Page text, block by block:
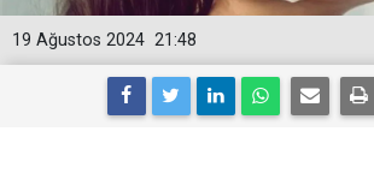
21:48
19 Ağustos 2024